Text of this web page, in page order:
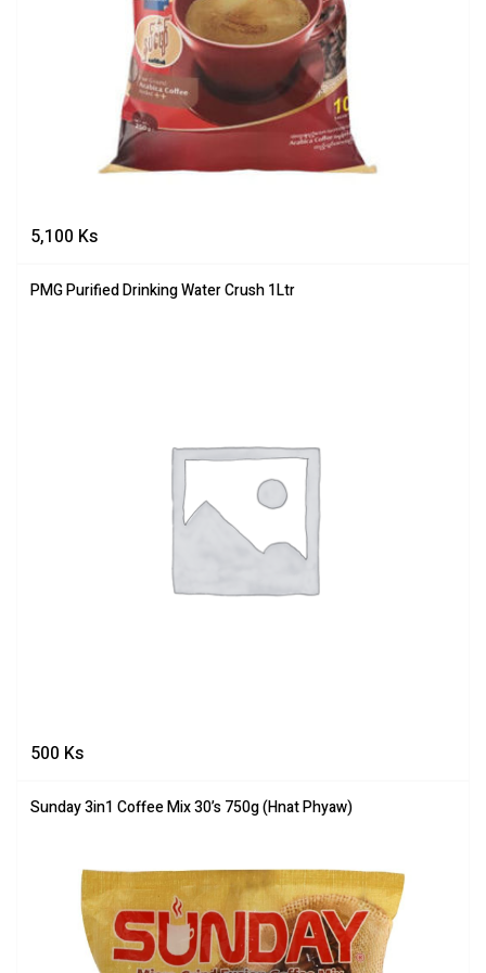
5,100 Ks
PMG Purified Drinking Water Crush 1Ltr
500 Ks
Sunday 3in1 Coffee Mix 30’s 750g (Hnat Phyaw)